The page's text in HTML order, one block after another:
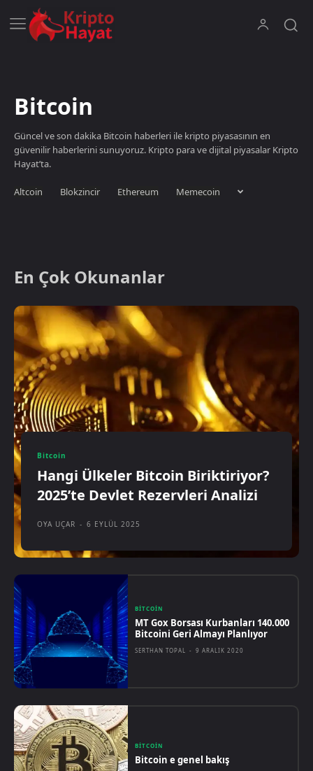
Bitcoin
Güncel ve son dakika Bitcoin haberleri ile kripto piyasasının en
güvenilir haberlerini sunuyoruz. Kripto para ve dijital piyasalar Kripto
Hayat’ta.
Altcoin Blokzincir Ethereum Memecoin
En Çok Okunanlar
BITCOIN
MT Gox Borsası Kurbanları 140.000
Bitcoini Geri Almayı Planlıyor
SERTHAN TOPAL - 9 ARALIK 2020
BITCOIN
Bitcoin e genel bakış
Bitcoin
Hangi Ülkeler Bitcoin Biriktiriyor?
2025’te Devlet Rezervleri Analizi
OYA UÇAR - 6 EYLÜL 2025